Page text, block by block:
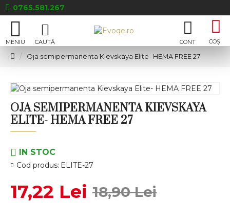
0765.581.267
Oja semipermanenta Kievskaya Elite- HEMA FREE 27
OJA SEMIPERMANENTA KIEVSKAYA
ELITE- HEMA FREE 27
IN STOC
Cod produs: ELITE-27
17,22 Lei 18,90 Lei